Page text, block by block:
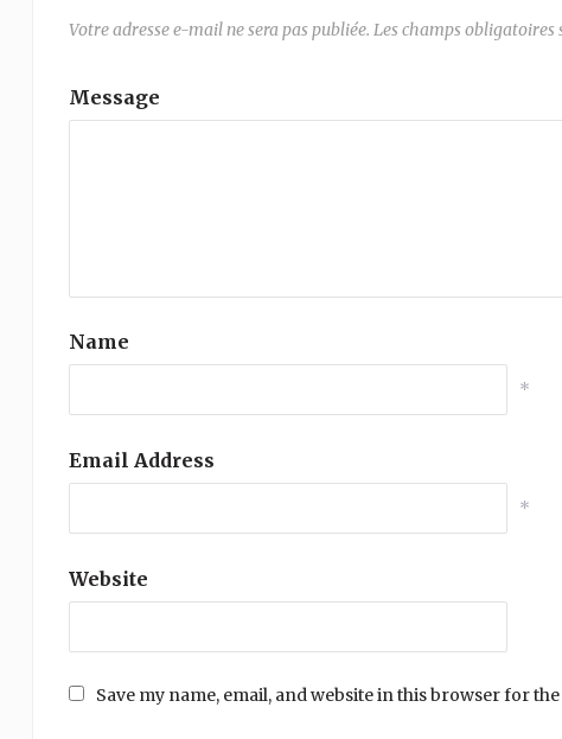
Votre adresse e-mail ne sera pas publiée. Les champs obligatoires
Message
Name
*
Email Address
*
Website
Save my name, email, and website in this browser for